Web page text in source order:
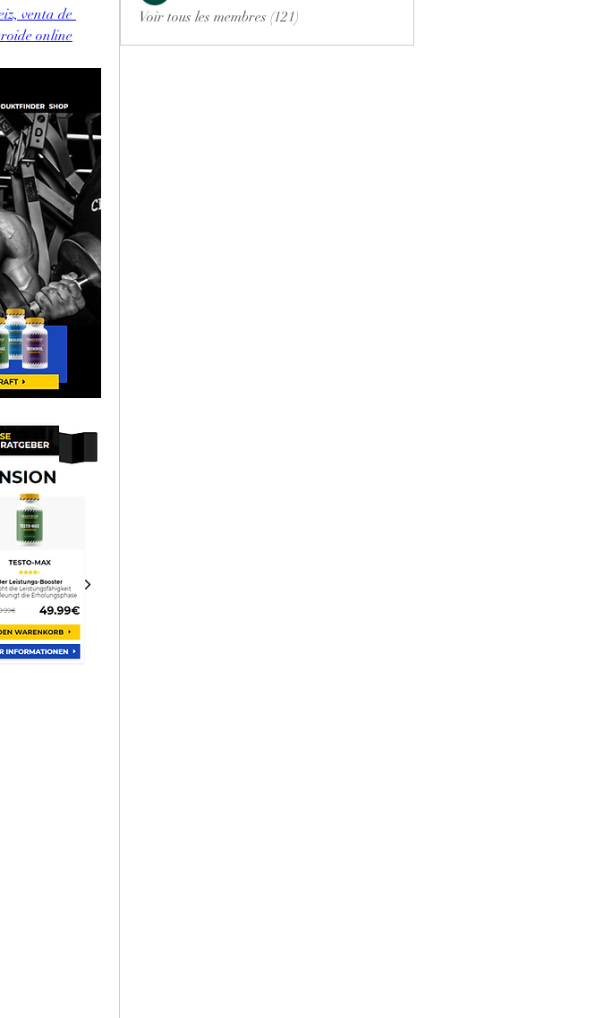
venta de
online
Voir tous les membres (121)